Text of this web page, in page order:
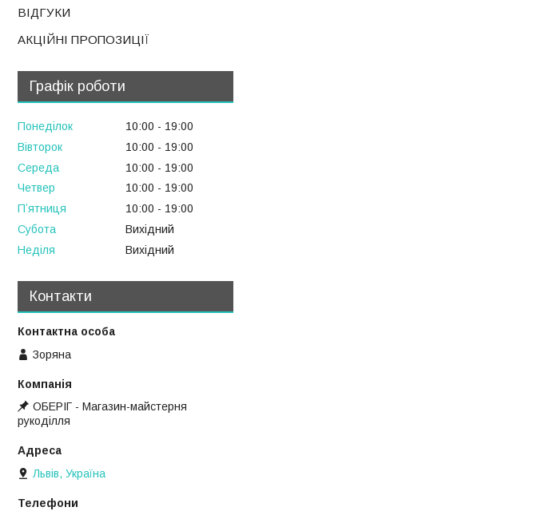
ВІДГУКИ
АКЦІЙНІ ПРОПОЗИЦІЇ
Графік роботи
Понеділок 10:00
19:00
Вівторок
10:00
19:00
Середа
10:00
19:00
Четвер
10:00
19:00
Пʼятниця
10:00
19:00
Субота
Вихідний
Неділя
Вихідний
Контакти
Зоряна
ОБЕРІГ - Магазин-майстерня
рукоділля
Львів, Україна